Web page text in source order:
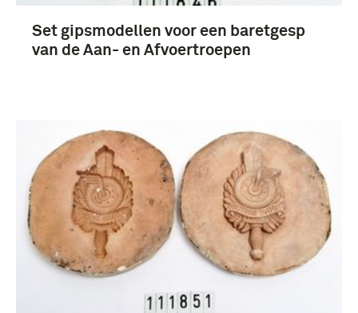
Prenten en Tekeningen (44)
Meer
1901-1950 (10)
Tweede Wereldoorlog (1939-1945) (7)
1951-2000 (4)
mobilisatie (1914-1918) (3)
Meer
Set gipsmodellen voor een baretgesp
van de Aan- en Afvoertroepen